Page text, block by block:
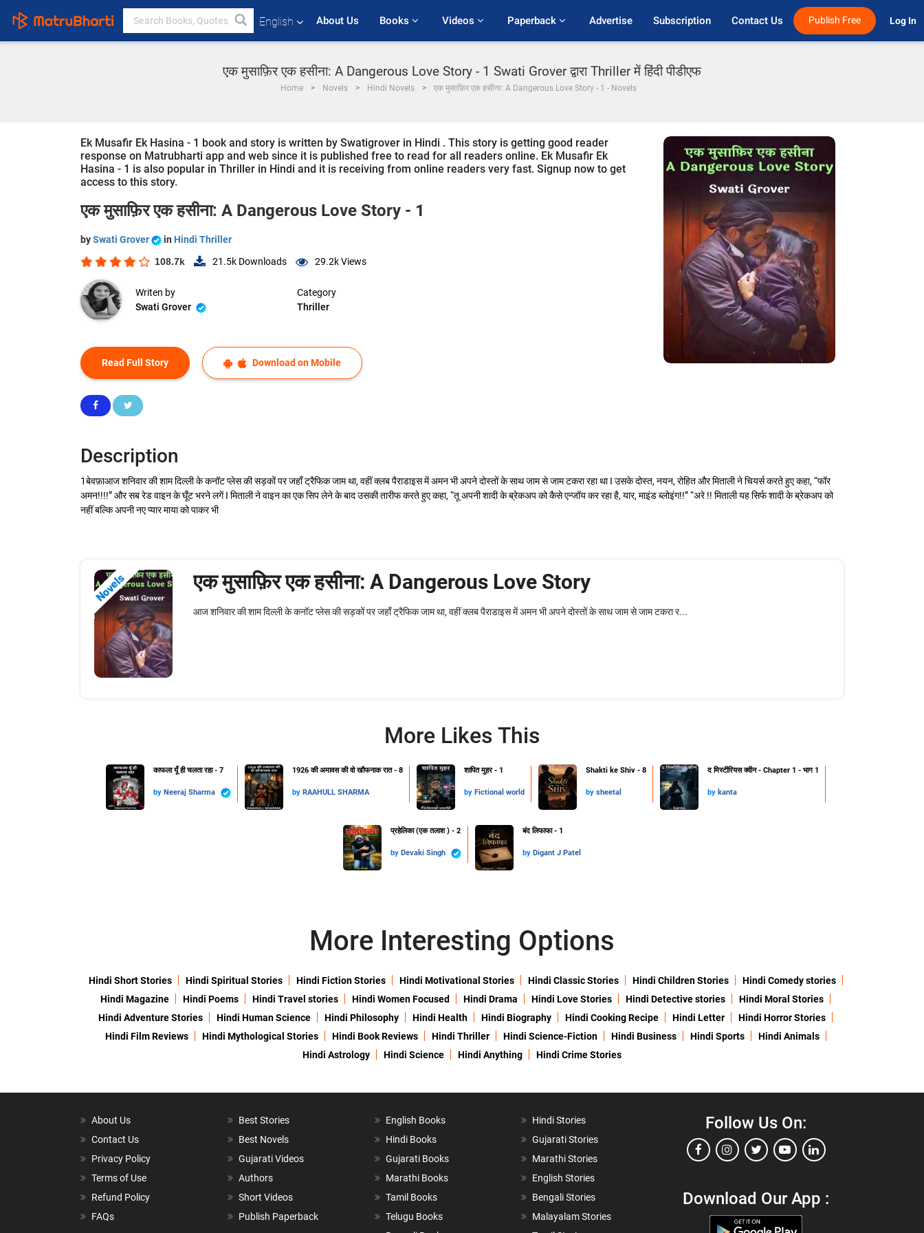
English About Us Books Videos Paperback Advertise Subscription Contact Us Publish Free Log In
एक मुसाफ़िर एक हसीना: A Dangerous Love Story - 1 Swati Grover द्वारा Thriller में हिंदी पीडीएफ
Home Novels Hindi Novels एक मुसाफ़िर एक हसीना: A Dangerous Love Story - 1 - Novels
Ek Musafir Ek Hasina - 1 book and story is written by Swatigrover in Hindi . This story is getting good reader
response on Matrubharti app and web since it is published free to read for all readers online. Ek Musafir Ek
Hasina - 1 is also popular in Thriller in Hindi and it is receiving from online readers very fast. Signup now to get
access to this story.
एक मुसाफ़िर एक हसीना: A Dangerous Love Story - 1
bySwati Grover in Hindi Thriller
108.7k 21.5k Downloads 29.2kViews
Writen by
Swati Grover
Category
Thriller
Read Full Story Download on Mobile
Description
1बेवफ़ाआज शनिवार की शाम दिल्ली के कनॉट प्लेस की सड़कों पर जहाँ ट्रैफिक जाम था, वहीं क्लब पैराडाइस में अमन भी अपने दोस्तों के साथ जाम से जाम टकरा रहा था I उसके दोस्त, नयन, रोहित और मिताली ने चियर्स करते हुए कहा, “फॉर
अमन!!!!” और सब रेड वाइन के घूँट भरने लगें I मिताली ने वाइन का एक सिप लेने के बाद उसकी तारीफ करते हुए कहा, “तू अपनी शादी के ब्रेकअप को कैसे एन्जॉय कर रहा है, यार, माइंड ब्लोइंग!!” “अरे !! मिताली यह सिर्फ शादी के ब्रेकअप को
नहीं बल्कि अपनी नए प्यार माया को पाकर भी
Novels एक मुसाफ़िर एक हसीना: A Dangerous Love Story
आज शनिवार की शाम दिल्ली के कनॉट प्लेस की सड़कों पर जहाँ ट्रैफिक जाम था, वहीं क्लब पैराडाइस में अमन भी अपने दोस्तों के साथ जाम से जाम टकरा र...
More Likes This
काफला यूँ ही चलता रहा - 7
by Neeraj Sharma
1926 की अमावस की वो खौफनाक रात - 8
by RAAHULL SHARMA
शापित मुहर - 1
by Fictional world
Shakti ke Shiv - 8
by sheetal
द मिस्टीरियस क्वीन - Chapter 1 - भाग 1
by kanta
प्रहेलिका (एक तलाश ) - 2
by Devaki Singh
बंद लिफाफा - 1
by Digant J Patel
More Interesting Options
Hindi Short Stories Hindi Spiritual Stories Hindi Fiction Stories Hindi Motivational Stories Hindi Classic Stories Hindi Children Stories
Hindi Comedy stories
Hindi Magazine
Hindi Poems Hindi Travel stories Hindi Women Focused Hindi Drama Hindi Love Stories Hindi Detective stories
Hindi Moral Stories
Hindi Adventure Stories
Hindi Human Science Hindi Philosophy Hindi Health Hindi Biography Hindi Cooking Recipe Hindi Letter
Hindi Horror Stories
Hindi Film Reviews
Hindi Mythological Stories Hindi Book Reviews Hindi Thriller Hindi Science-Fiction Hindi Business Hindi Sports
Hindi Animals
Hindi Astrology
Hindi Science Hindi Anything Hindi Crime Stories
About Us
Contact Us
Privacy Policy
Terms of Use
Refund Policy
FAQs
Best Stories
Best Novels
Gujarati Videos
Authors
Short Videos
Publish Paperback
English Books
Hindi Books
Gujarati Books
Marathi Books
Tamil Books
Telugu Books
Hindi Stories
Gujarati Stories
Marathi Stories
English Stories
Bengali Stories
Malayalam Stories
Follow Us On:
Download Our App :